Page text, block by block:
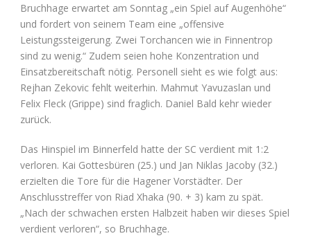
Bruchhage erwartet am Sonntag „ein Spiel auf Augenhöhe“
und fordert von seinem Team eine „offensive
Leistungssteigerung. Zwei Torchancen wie in Finnentrop
sind zu wenig.“ Zudem seien hohe Konzentration und
Einsatzbereitschaft nötig. Personell sieht es wie folgt aus:
Rejhan Zekovic fehlt weiterhin. Mahmut Yavuzaslan und
Felix Fleck (Grippe) sind fraglich. Daniel Bald kehr wieder
zurück.
Das Hinspiel im Binnerfeld hatte der SC verdient mit 1:2
verloren. Kai Gottesbüren (25.) und Jan Niklas Jacoby (32.)
erzielten die Tore für die Hagener Vorstädter. Der
Anschlusstreffer von Riad Xhaka (90. + 3) kam zu spät.
„Nach der schwachen ersten Halbzeit haben wir dieses Spiel
verdient verloren“, so Bruchhage.